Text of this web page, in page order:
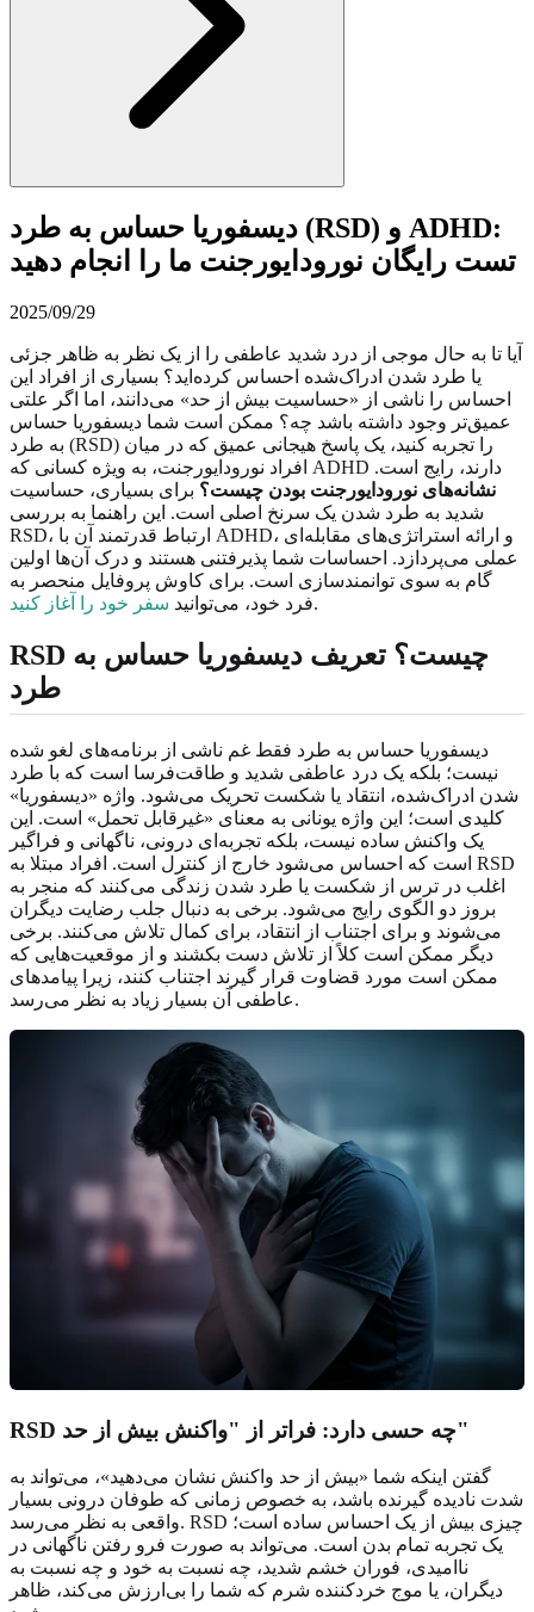
دیسفوریا حساس به طرد (RSD) و ADHD:
تست رایگان نورودایورجنت ما را انجام دهید
2025/09/29
آیا تا به حال موجی از درد شدید عاطفی را از یک نظر به ظاهر جزئی
یا طرد شدن ادراک‌شده احساس کرده‌اید؟ بسیاری از افراد این
احساس را ناشی از «حساسیت بیش از حد» می‌دانند، اما اگر علتی
عمیق‌تر وجود داشته باشد چه؟ ممکن است شما دیسفوریا حساس
به طرد (RSD) را تجربه کنید، یک پاسخ هیجانی عمیق که در میان
افراد نورودایورجنت، به ویژه کسانی که ADHD دارند، رایج است.
نشانه‌های نورودایورجنت بودن چیست؟ برای بسیاری، حساسیت
شدید به طرد شدن یک سرنخ اصلی است. این راهنما به بررسی
RSD، ارتباط قدرتمند آن با ADHD، و ارائه استراتژی‌های مقابله‌ای
عملی می‌پردازد. احساسات شما پذیرفتنی هستند و درک آن‌ها اولین
گام به سوی توانمندسازی است. برای کاوش پروفایل منحصر به
فرد خود، می‌توانید سفر خود را آغاز کنید .
RSD چیست؟ تعریف دیسفوریا حساس به
طرد
دیسفوریا حساس به طرد فقط غم ناشی از برنامه‌های لغو شده
نیست؛ بلکه یک درد عاطفی شدید و طاقت‌فرسا است که با طرد
شدن ادراک‌شده، انتقاد یا شکست تحریک می‌شود. واژه «دیسفوریا»
کلیدی است؛ این واژه یونانی به معنای «غیرقابل تحمل» است. این
یک واکنش ساده نیست، بلکه تجربه‌ای درونی، ناگهانی و فراگیر
است که احساس می‌شود خارج از کنترل است. افراد مبتلا به RSD
اغلب در ترس از شکست یا طرد شدن زندگی می‌کنند که منجر به
بروز دو الگوی رایج می‌شود. برخی به دنبال جلب رضایت دیگران
می‌شوند و برای اجتناب از انتقاد، برای کمال تلاش می‌کنند. برخی
دیگر ممکن است کلاً از تلاش دست بکشند و از موقعیت‌هایی که
ممکن است مورد قضاوت قرار گیرند اجتناب کنند، زیرا پیامدهای
عاطفی آن بسیار زیاد به نظر می‌رسد.
RSD چه حسی دارد: فراتر از "واکنش بیش از حد"
گفتن اینکه شما «بیش از حد واکنش نشان می‌دهید»، می‌تواند به
شدت نادیده گیرنده باشد، به خصوص زمانی که طوفان درونی بسیار
واقعی به نظر می‌رسد. RSD چیزی بیش از یک احساس ساده است؛
یک تجربه تمام بدن است. می‌تواند به صورت فرو رفتن ناگهانی در
ناامیدی، فوران خشم شدید، چه نسبت به خود و چه نسبت به
دیگران، یا موج خردکننده شرم که شما را بی‌ارزش می‌کند، ظاهر